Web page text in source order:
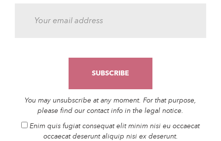
You may unsubscribe at any moment. For that purpose,
please find our contact info in the legal notice.
Enim quis fugiat consequat elit minim nisi eu occaecat
occaecat deserunt aliquip nisi ex deserunt.